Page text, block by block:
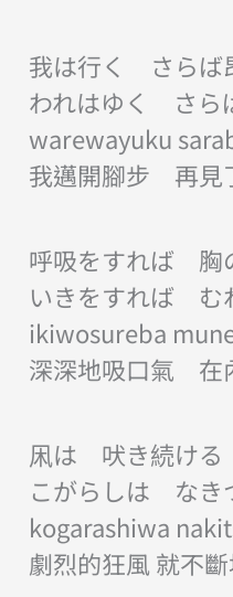
我は行く さらば
われはゆく さら
warewayuku
我邁開腳步 再見
呼吸をすれば 胸
いきをすれば む
ikiwosureba
深深地吸口氣 在
凩は 吠き続ける
こがらしは なき
kogarashiwa
劇烈的狂風 就不